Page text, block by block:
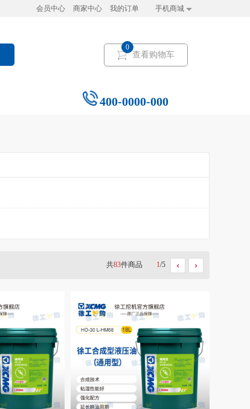
会员中心 商家中心 我的订单 手机商城
0
查看购物车
400-0000-000
共83件商品 1/5 ‹ ›